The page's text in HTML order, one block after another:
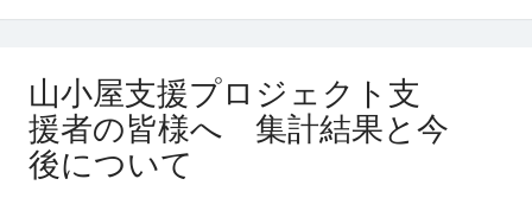
山小屋支援プロジェクト支
援者の皆様へ 集計結果と今
後について